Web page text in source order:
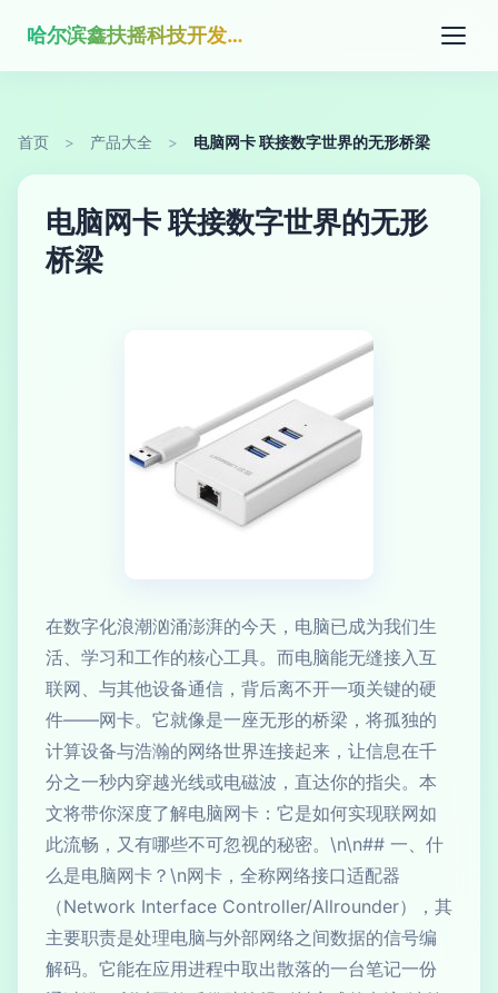
哈尔滨鑫扶摇科技开发有限公司
首页 > 产品大全 > 电脑网卡 联接数字世界的无形桥梁
电脑网卡 联接数字世界的无形
桥梁
在数字化浪潮汹涌澎湃的今天，电脑已成为我们生
活、学习和工作的核心工具。而电脑能无缝接入互
联网、与其他设备通信，背后离不开一项关键的硬
件——网卡。它就像是一座无形的桥梁，将孤独的
计算设备与浩瀚的网络世界连接起来，让信息在千
分之一秒内穿越光线或电磁波，直达你的指尖。本
文将带你深度了解电脑网卡：它是如何实现联网如
此流畅，又有哪些不可忽视的秘密。\n\n## 一、什
么是电脑网卡？\n网卡，全称网络接口适配器
（Network Interface Controller/Allrounder），其
主要职责是处理电脑与外部网络之间数据的信号编
解码。它能在应用进程中取出散落的一台笔记一份